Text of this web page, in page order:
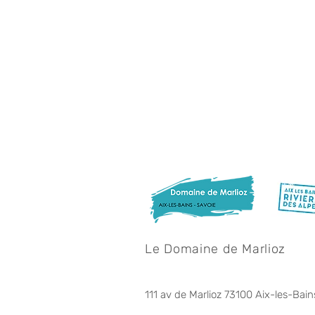
Le Domaine de Marlioz
111 av de Marlioz 73100 Aix-les-